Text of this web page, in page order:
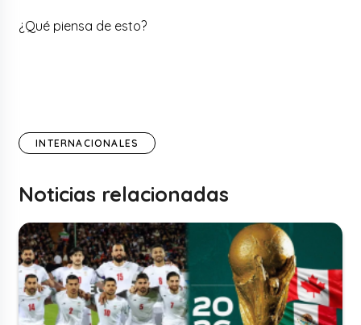
¿Qué piensa de esto?
INTERNACIONALES
Noticias relacionadas